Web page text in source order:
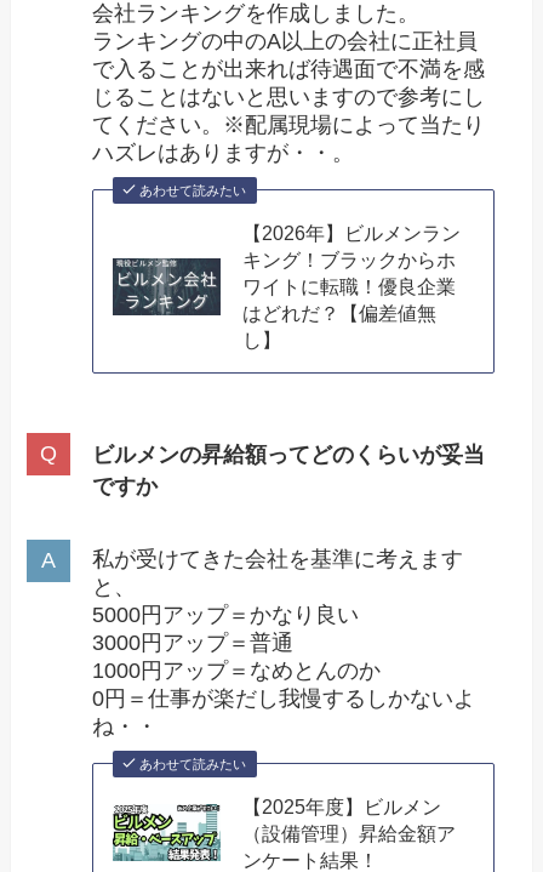
会社ランキングを作成しました。
ランキングの中のA以上の会社に正社員
で入ることが出来れば待遇面で不満を感
じることはないと思いますので参考にし
てください。※配属現場によって当たり
ハズレはありますが・・。
あわせて読みたい
【2026年】ビルメンラン
キング！ブラックからホ
ワイトに転職！優良企業
はどれだ？【偏差値無
し】
ビルメンの昇給額ってどのくらいが妥当
ですか
私が受けてきた会社を基準に考えます
と、
5000円アップ＝かなり良い
3000円アップ＝普通
1000円アップ＝なめとんのか
0円＝仕事が楽だし我慢するしかないよ
ね・・
あわせて読みたい
【2025年度】ビルメン
（設備管理）昇給金額ア
ンケート結果！